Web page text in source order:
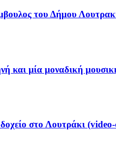
του Δήμου
και μία μοναδική
στο Λουτράκι